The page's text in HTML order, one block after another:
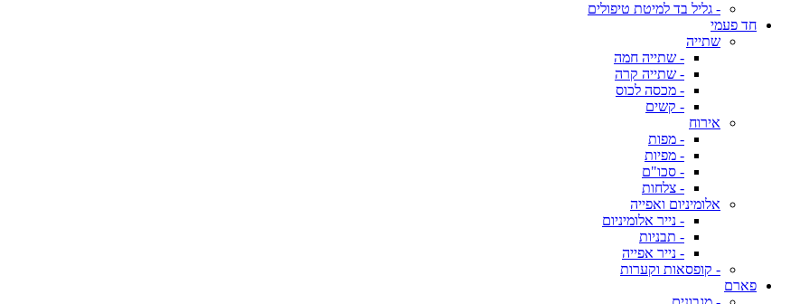
- גליל בד למיטת טיפולים
חד פעמי
שתייה
- שתייה חמה
- שתייה קרה
- מכסה לכוס
- קשים
אירוח
- מפות
- מפיות
- סכו"ם
- צלחות
אלומיניום ואפייה
- נייר אלומיניום
- תבניות
- נייר אפייה
- קופסאות וקערות
פארם